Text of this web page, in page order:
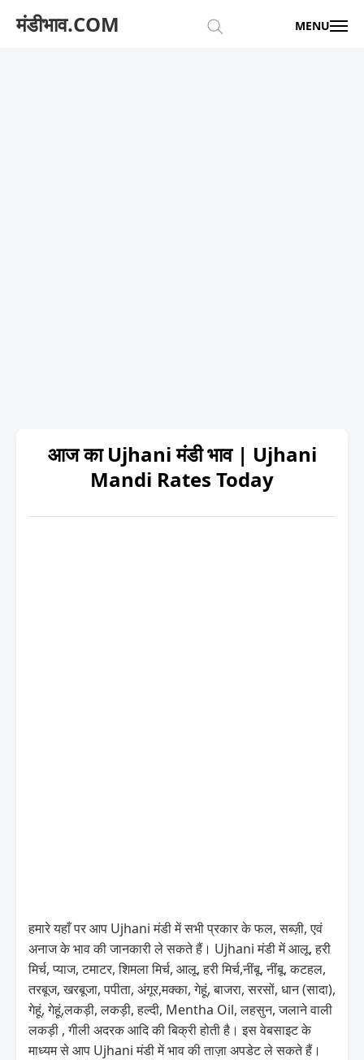
मंडीभाव.COM MENU
आज का Ujhani मंडी भाव | Ujhani
Mandi Rates Today
हमारे यहाँ पर आप Ujhani मंडी में सभी प्रकार के फल, सब्ज़ी, एवं
अनाज के भाव की जानकारी ले सकते हैं। Ujhani मंडी में आलू, हरी
मिर्च, प्याज, टमाटर, शिमला मिर्च, आलू, हरी मिर्च,नींबू, नींबू, कटहल,
तरबूज, खरबूजा, पपीता, अंगूर,मक्का, गेहूं, बाजरा, सरसों, धान (सादा),
गेहूं, गेहूं,लकड़ी, लकड़ी, हल्दी, Mentha Oil, लहसुन, जलाने वाली
लकड़ी , गीली अदरक आदि की बिक्री होती है। इस वेबसाइट के
माध्यम से आप Ujhani मंडी में भाव की ताज़ा अपडेट ले सकते हैं।